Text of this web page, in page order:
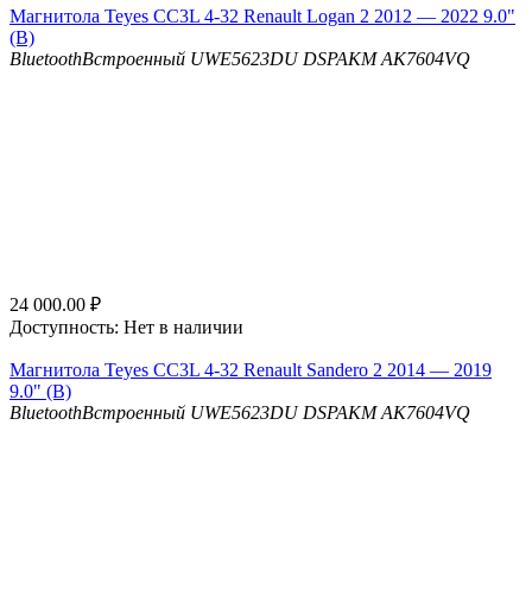
Магнитола Teyes CC3L 4-32 Renault Logan 2 2012 — 2022 9.0"
(B)
BluetoothВстроенный UWE5623DU DSPAKM AK7604VQ
24 000.00 ₽
Доступность: Нет в наличии
Магнитола Teyes CC3L 4-32 Renault Sandero 2 2014 — 2019
9.0" (B)
BluetoothВстроенный UWE5623DU DSPAKM AK7604VQ